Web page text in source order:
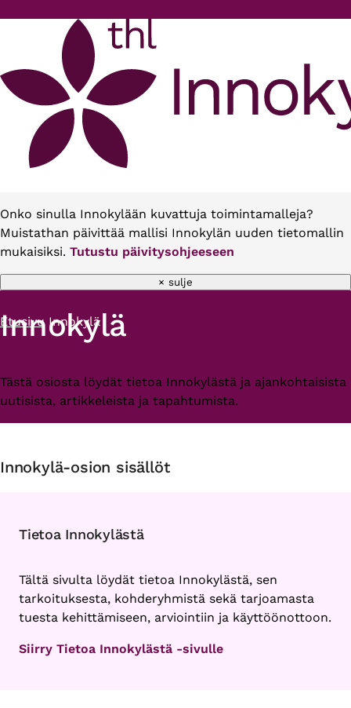
Onko sinulla Innokylään kuvattuja toimintamalleja?
Muistathan päivittää mallisi Innokylän uuden tietomallin
mukaisiksi. Tutustu päivitysohjeeseen
× sulje
Murupolku
Etusivu Innokylä
Innokylä
Tästä osiosta löydät tietoa Innokylästä ja ajankohtaisista
uutisista, artikkeleista ja tapahtumista.
Innokylä-osion sisällöt
Tietoa Innokylästä
Tältä sivulta löydät tietoa Innokylästä, sen
tarkoituksesta, kohderyhmistä sekä tarjoamasta
tuesta kehittämiseen, arviointiin ja käyttöönottoon.
Siirry Tietoa Innokylästä -sivulle